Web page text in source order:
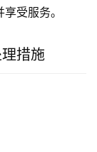
受服务。
措施